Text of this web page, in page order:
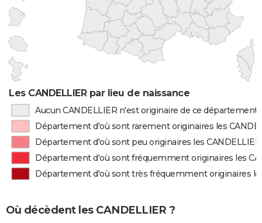
Les CANDELLIER par lieu de naissance
Aucun CANDELLIER n'est originaire de ce département
Département d'où sont rarement originaires les
Département d'où sont peu originaires les CANDELLIER
Département d'où sont fréquemment originaires les
Département d'où sont très fréquemment originaires
Où décèdent les CANDELLIER ?